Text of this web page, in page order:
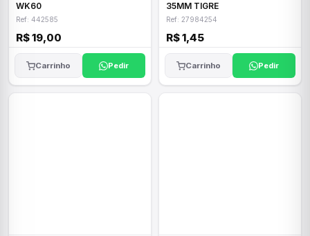
WK60
Ref: 442585
R$ 19,00
Carrinho Pedir
35MM TIGRE
Ref: 27984254
R$ 1,45
Carrinho Pedir